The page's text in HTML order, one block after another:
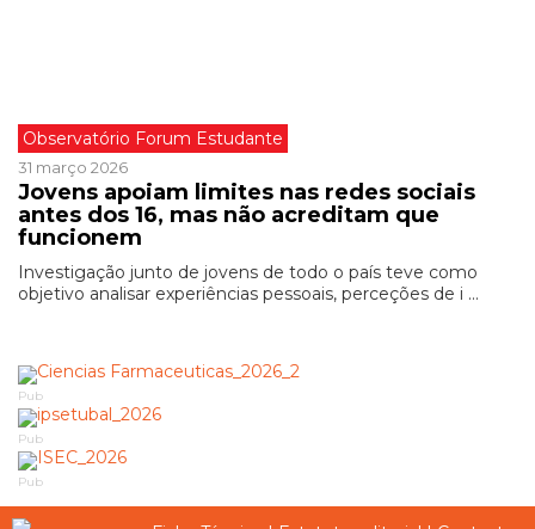
Observatório Forum Estudante
31 março 2026
Jovens apoiam limites nas redes sociais
antes dos 16, mas não acreditam que
funcionem
Investigação junto de jovens de todo o país teve como
objetivo analisar experiências pessoais, perceções de i ...
Pub
Pub
Pub